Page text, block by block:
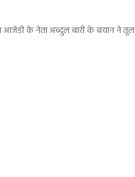
आजेडी के नेता अब्दुल बारी के बयान ने तूल